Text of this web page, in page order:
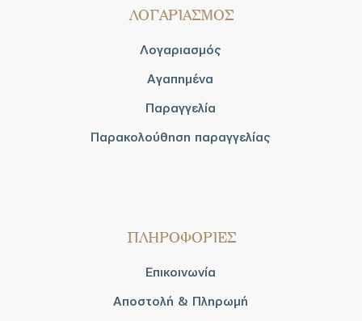
ΛΟΓΑΡΙΑΣΜΟΣ
Λογαριασμός
Αγαπημένα
Παραγγελία
Παρακολούθηση παραγγελίας
ΠΛΗΡΟΦΟΡΙΕΣ
Επικοινωνία
Αποστολή & Πληρωμή